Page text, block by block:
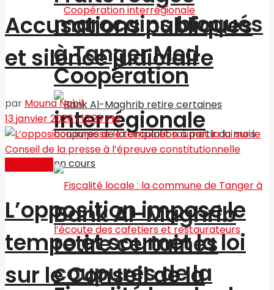
marocains bloqués
à Tanger Med
Bank Al-Maghrib
retire certaines
coupures de la
Coopération
interrégionale
Accusations publiques
et silence judiciaire
par Mouna Nabil
13 janvier 2026 | 13:29 PM
L’opposition impose le
tempo et soumet la loi
sur le Conseil de la